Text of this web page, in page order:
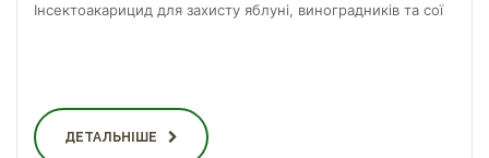
Інсектоакарицид для захисту яблуні, виноградників та сої
ДЕТАЛЬНІШЕ